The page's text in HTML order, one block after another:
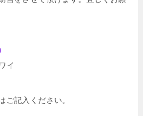
イ
ご記入ください。